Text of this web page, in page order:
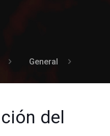
General
del